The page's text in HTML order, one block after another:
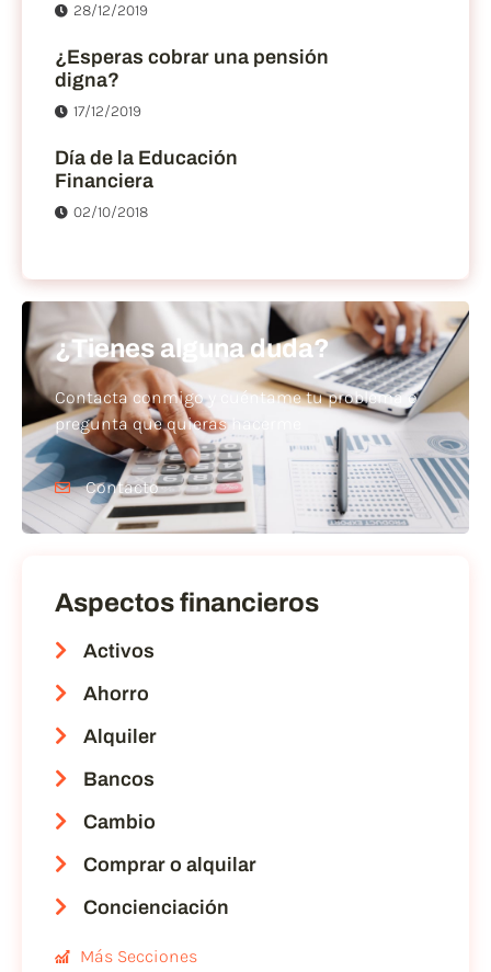
28/12/2019
¿Esperas cobrar una pensión
digna?
17/12/2019
Día de la Educación
Financiera
02/10/2018
¿Tienes alguna duda?
Contacta conmigo y cuéntame tu problema o
pregunta que quieras hacerme
Contacto
Aspectos financieros
Activos
Ahorro
Alquiler
Bancos
Cambio
Comprar o alquilar
Concienciación
Más Secciones